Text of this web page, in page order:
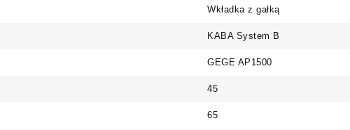
Wkładka z gałką
KABA System B
GEGE AP1500
45
65